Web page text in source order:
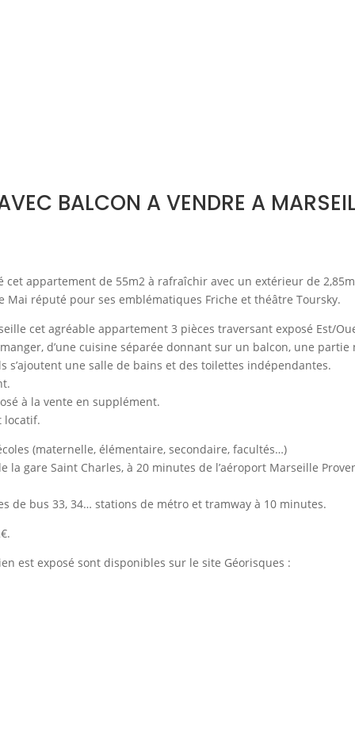
BALCON A VENDRE A
cet appartement de 55m2 à rafraîchir avec un extérieur de
réputé pour ses emblématiques Friche et théâtre Toursky.
cet agréable appartement 3 pièces traversant exposé Est/
d’une cuisine séparée donnant sur un balcon, une partie
s’ajoutent une salle de bains et des toilettes indépendantes.
à la vente en supplément.
locatif.
(maternelle, élémentaire, secondaire, facultés…)
gare Saint Charles, à 20 minutes de l’aéroport Marseille
de bus 33, 34… stations de métro et tramway à 10 minutes.
est exposé sont disponibles sur le site Géorisques :